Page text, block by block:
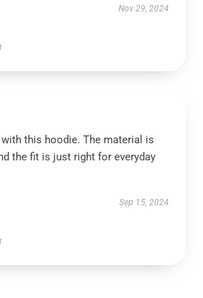
Nov 29, 2024
with this hoodie. The material is
the fit is just right for everyday
Sep 15, 2024